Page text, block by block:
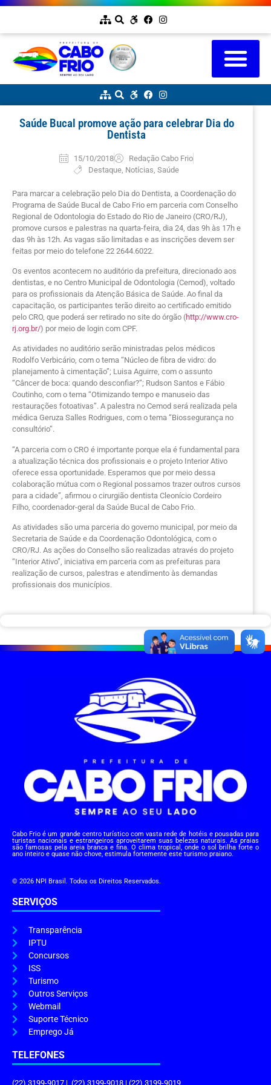
Saúde Bucal promove ação para celebrar Dia do
Dentista
15/10/2018
Redação Cabo Frio
Destaque, Notícias Saúde
Para marcar a celebração pelo Dia do Dentista, a Coordenação do
Programa de Saúde Bucal de Cabo Frio em parceria com Conselho
Regional de Odontologia do Estado do Rio de Janeiro (CRO/RJ),
promove cursos e palestras na quarta-feira, dia 24, das 9h às 17h e
das 9h às 12h. As vagas são limitadas e as inscrições devem ser
feitas por meio do telefone 22 2644.6022.
Os eventos acontecem no auditório da prefeitura, direcionado aos
dentistas, e no Centro Municipal de Odontologia (Cemod), voltado
para os profissionais da Atenção Básica de Saúde. Ao final da
capacitação, os participantes terão direito ao certificado emitido
pelo CRO, que poderá ser retirado no site do órgão (http://www.cro-
rj.org.br/) por meio de login com CPF.
As atividades no auditório serão ministradas pelos médicos
Rodolfo Verbicário, com o tema “Núcleo de fibra de vidro: do
planejamento à cimentação”; Luisa Aguirre, com o assunto
“Câncer de boca: quando desconfiar?”; Rudson Santos e Fábio
Coutinho, com o tema “Otimizando tempo e manuseio das
restaurações fotoativas”. A palestra no Cemod será realizada pela
médica Geruza Salles Rodrigues, com o tema “Biossegurança no
consultório”.
“A parceria com o CRO é importante porque ela é fundamental para
a atualização técnica dos profissionais e o projeto Interior Ativo
oferece essa oportunidade. Esperamos que por meio dessa
colaboração mútua com o Regional possamos trazer outros cursos
para a cidade”, afirmou o cirurgião dentista Cleonício Cordeiro
Filho, coordenador-geral da Saúde Bucal de Cabo Frio.
As atividades são uma parceria do governo municipal, por meio da
Secretaria de Saúde e da Coordenação Odontológica, com o
CRO/RJ. As ações do Conselho são realizadas através do projeto
“Interior Ativo”, iniciativa em parceria com as prefeituras para
realização de cursos, palestras e atendimento às demandas
profissionais dos municípios.
Cabo Frio é um grande centro turístico com vasta rede de hotéis e pousadas para
turistas nacionais e estrangeiros aproveitarem suas belezas naturais. As praias
são famosas pela areia branca e fina. O clima tropical, onde o sol brilha forte o
ano inteiro e quase não chove, estimula fortemente este turismo praiano.
© 2026 NPI Brasil. Todos os Direitos Reservados.
SERVIÇOS
Transparência
IPTU
Concursos
ISS
Turismo
Outros Serviços
Webmail
Suporte Técnico
Emprego Já
TELEFONES
(22) 3199-9017 | (22) 3199-9018 | (22) 3199-9019